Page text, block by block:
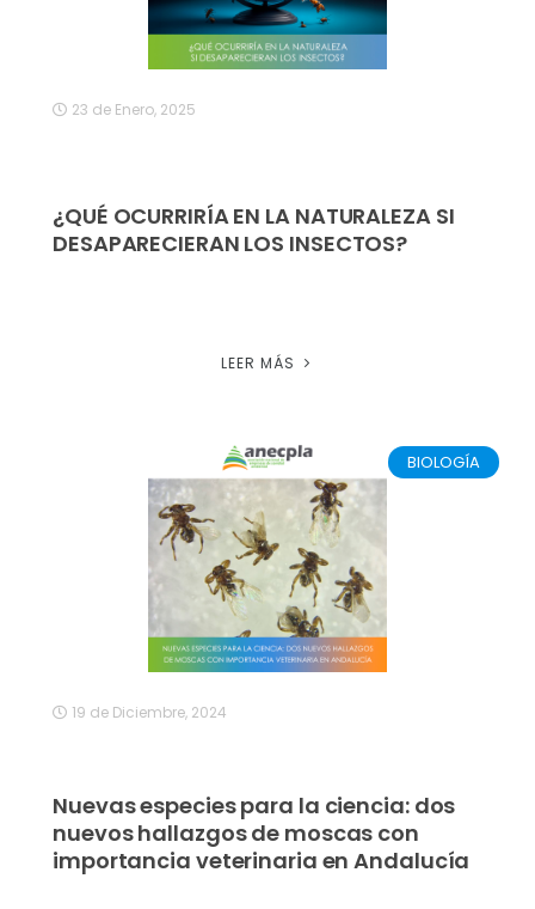
23 de Enero, 2025
¿QUÉ OCURRIRÍA EN LA NATURALEZA SI
DESAPARECIERAN LOS INSECTOS?
LEER MÁS
BIOLOGÍA
19 de Diciembre, 2024
Nuevas especies para la ciencia: dos
nuevos hallazgos de moscas con
importancia veterinaria en Andalucía